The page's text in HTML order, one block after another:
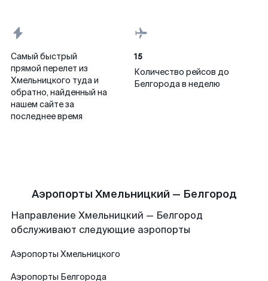
Самый быстрый
прямой перелет из
Хмельницкого туда и
обратно, найденный на
нашем сайте за
последнее время
15
Количество рейсов до
Белгорода в неделю
Аэропорты Хмельницкий — Белгород
Направление Хмельницкий — Белгород
обслуживают следующие аэропорты
Аэропорты Хмельницкого
Аэропорты Белгорода